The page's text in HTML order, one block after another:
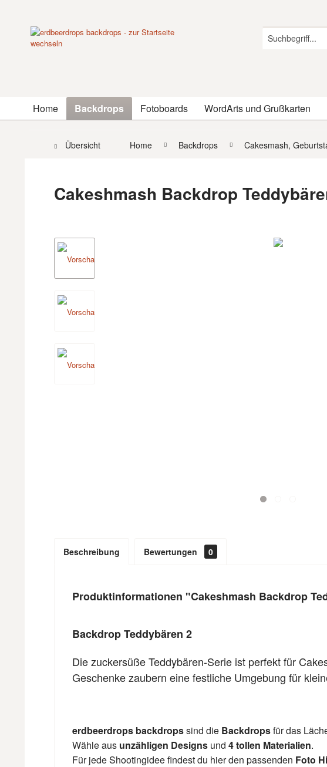
Home Backdrops Fotoboards WordArts und Grußkarten
Übersicht Home Backdrops Cakesmash,
Cakeshmash Backdrop
Beschreibung Bewertungen 0
Produktinformationen "Cakeshmash Backdrop
Backdrop Teddybären 2
Die zuckersüße Teddybären-Serie ist perfekt für
Geschenke zaubern eine festliche Umgebung für
erdbeerdrops backdropssind die Backdropsfür das
Wähle aus unzähligen Designs und 4 tollen Materialien.
Für jede Shootingidee findest du hier den passenden Foto